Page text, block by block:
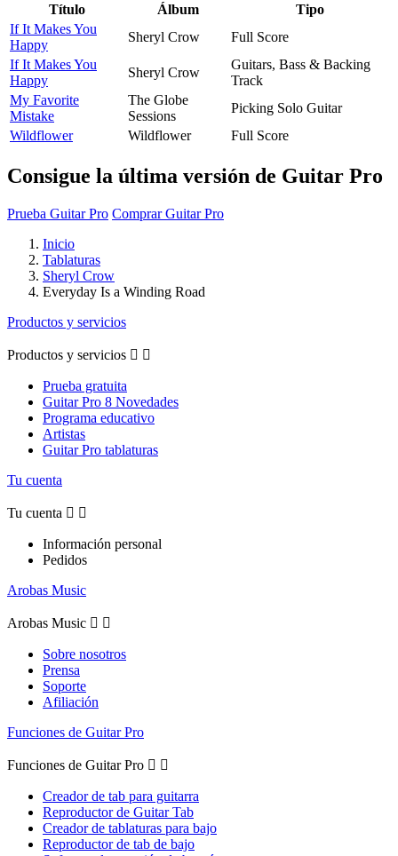
Título Álbum
Tipo
If It Makes You
Happy
Sheryl Crow
Full Score
If It Makes You
Happy
Sheryl Crow
Guitars, Bass & Backing
Track
My Favorite
Mistake
The Globe
Sessions
Picking Solo Guitar
Wildflower
Wildflower Full Score
Consigue la última versión de Guitar Pro
Prueba Guitar Pro Comprar Guitar Pro
Inicio
Tablaturas
Sheryl Crow
Everyday Is a Winding Road
Productos y servicios
Productos y servicios  
Prueba gratuita
Guitar Pro 8 Novedades
Programa educativo
Artistas
Guitar Pro tablaturas
Tu cuenta
Tu cuenta  
Información personal
Pedidos
Arobas Music
Arobas Music  
Sobre nosotros
Prensa
Soporte
Afiliación
Funciones de Guitar Pro
Funciones de Guitar Pro  
Creador de tab para guitarra
Reproductor de Guitar Tab
Creador de tablaturas para bajo
Reproductor de tab de bajo